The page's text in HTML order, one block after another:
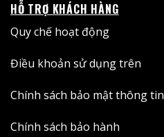
HỖ TRỢ KHÁCH HÀNG
Quy chế hoạt động
Điều khoản sử dụng trên
Chính sách bảo mật thông tin
Chính sách bảo hành